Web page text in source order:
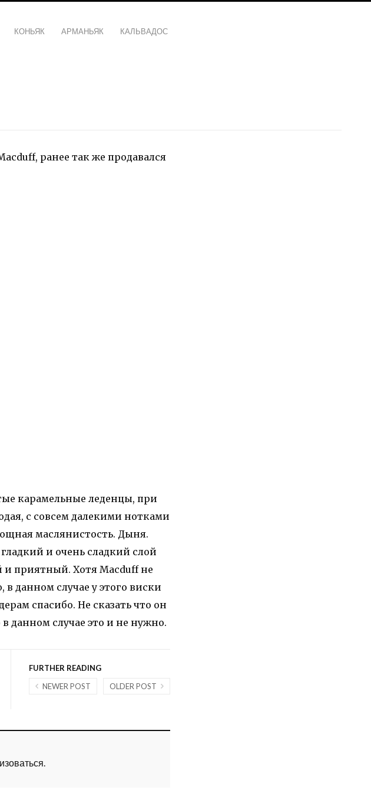
КОНЬЯК АРМАНЬЯК КАЛЬВАДОС
ранее так же продавался
карамельные леденцы, при
с совсем далекими нотками
маслянистость. Дыня.
и очень сладкий слой
приятный. Хотя Macduff не
данном случае у этого виски
спасибо. Не сказать что он
случае это и не нужно.
FURTHER READING
OLDER POST
NEWER POST